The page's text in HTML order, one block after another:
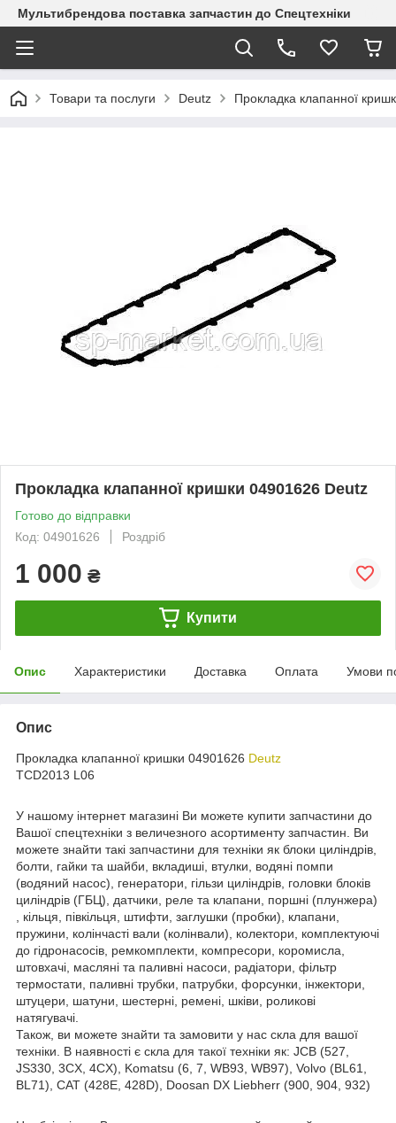
Мультибрендова поставка запчастин до Спецтехніки
Товари та послуги Deutz Прокладка клапанної
Прокладка клапанної кришки 04901626 Deutz
Готово до відправки
Код: 04901626
Роздріб
1 000 ₴
Купити
Опис Характеристики Доставка Оплата Умови
Опис
Прокладка клапанної кришки 04901626 Deutz
TCD2013 L06
У нашому інтернет магазині Ви можете купити запчастини до
Вашої спецтехніки з величезного асортименту запчастин. Ви
можете знайти такі запчастини для техніки як блоки циліндрів,
болти, гайки та шайби, вкладиші, втулки, водяні помпи
(водяний насос), генератори, гільзи циліндрів, головки блоків
циліндрів (ГБЦ), датчики, реле та клапани, поршні (плунжера)
, кільця, півкільця, штифти, заглушки (пробки), клапани,
пружини, колінчасті вали (колінвали), колектори, комплектуючі
до гідронасосів, ремкомплекти, компресори, коромисла,
штовхачі, масляні та паливні насоси, радіатори, фільтр
термостати, паливні трубки, патрубки, форсунки, інжектори,
штуцери, шатуни, шестерні, ремені, шківи, роликові
натягувачі.
Також, ви можете знайти та замовити у нас скла для вашої
техніки. В наявності є скла для такої техніки як: JCB (527,
JS330, 3CX, 4CX), Komatsu (6, 7, WB93, WB97), Volvo (BL61,
BL71), CAT (428E, 428D), Doosan DX Liebherr (900, 904, 932)